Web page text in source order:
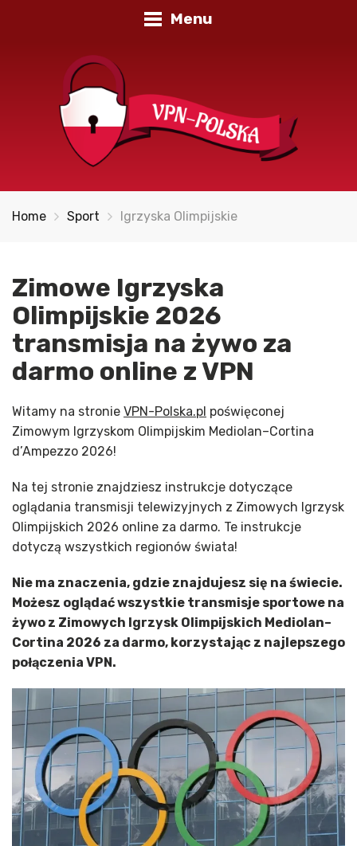
Menu
Home Sport Igrzyska Olimpijskie
Zimowe Igrzyska
Olimpijskie 2026
transmisja na żywo za
darmo online z VPN
Witamy na stronie VPN-Polska.pl poświęconej
Zimowym Igrzyskom Olimpijskim Mediolan–Cortina
d’Ampezzo 2026!
Na tej stronie znajdziesz instrukcje dotyczące
oglądania transmisji telewizyjnych z Zimowych Igrzysk
Olimpijskich 2026 online za darmo. Te instrukcje
dotyczą wszystkich regionów świata!
Nie ma znaczenia, gdzie znajdujesz się na świecie.
Możesz oglądać wszystkie transmisje sportowe na
żywo z Zimowych Igrzysk Olimpijskich Mediolan–
Cortina 2026 za darmo, korzystając z najlepszego
połączenia VPN.